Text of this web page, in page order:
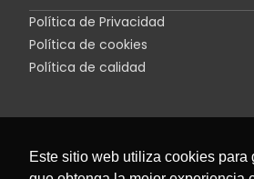
Este sitio web utiliza cookies para
Política de Privacidad
Política de cookies
Política de calidad